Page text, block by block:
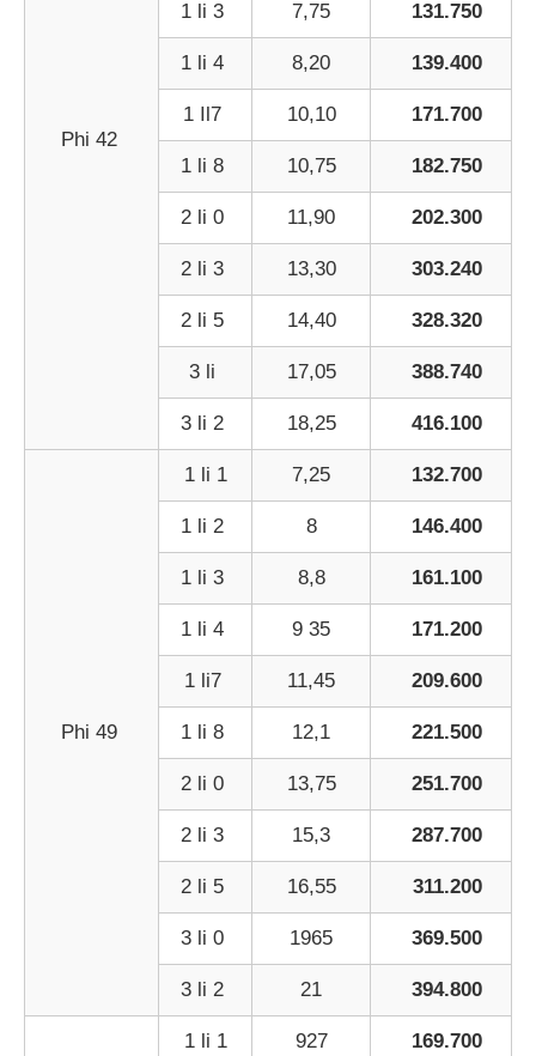
Phi 42
1 li 3 7,75 131.750
1 li 4 8,20 139.400
1 Il7 10,10 171.700
1 li 8 10,75 182.750
2 li 0 11,90 202.300
2 li 3 13,30 303.240
2 li 5 14,40 328.320
3 li 17,05 388.740
3 li 2 18,25 416.100
Phi 49
1 li 1 7,25 132.700
1 li 2 8 146.400
1 li 3 8,8 161.100
1 li 4 9 35 171.200
1 li7 11,45 209.600
1 li 8 12,1 221.500
2 li 0 13,75 251.700
2 li 3 15,3 287.700
2 li 5 16,55 311.200
3 li 0 1965 369.500
3 li 2 21 394.800
1 li 1 927 169.700